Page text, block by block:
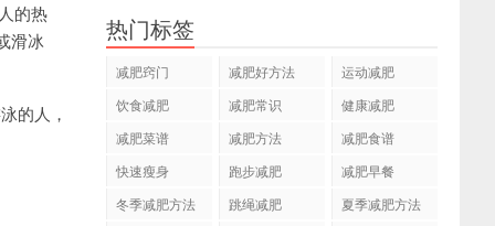
的热
滑冰
的人，
热门标签
减肥窍门 减肥好方法
运动减肥
饮食减肥
减肥常识
健康减肥
减肥菜谱
减肥方法
减肥食谱
快速瘦身
跑步减肥
减肥早餐
冬季减肥方法
跳绳减肥
夏季减肥方法